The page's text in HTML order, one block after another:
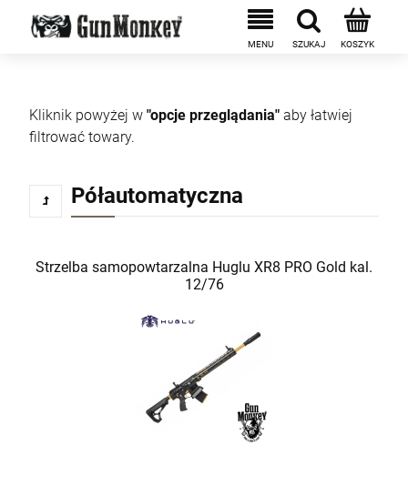
Kliknik powyżej w "opcje przeglądania" aby łatwiej
filtrować towary.
Półautomatyczna
Strzelba samopowtarzalna Huglu XR8 PRO Gold kal.
12/76